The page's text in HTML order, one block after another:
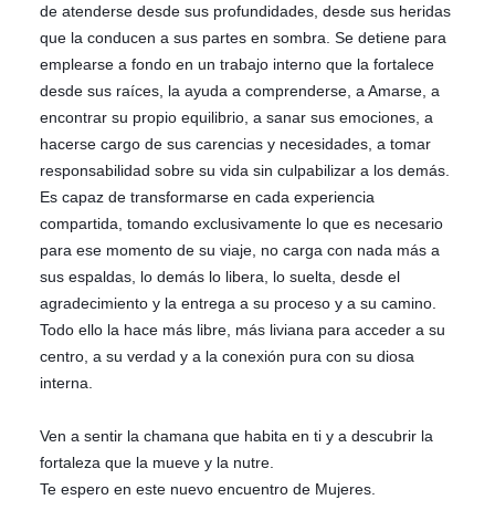
de atenderse desde sus profundidades, desde sus heridas
que la conducen a sus partes en sombra. Se detiene para
emplearse a fondo en un trabajo interno que la fortalece
desde sus raíces, la ayuda a comprenderse, a Amarse, a
encontrar su propio equilibrio, a sanar sus emociones, a
hacerse cargo de sus carencias y necesidades, a tomar
responsabilidad sobre su vida sin culpabilizar a los demás.
Es capaz de transformarse en cada experiencia
compartida, tomando exclusivamente lo que es necesario
para ese momento de su viaje, no carga con nada más a
sus espaldas, lo demás lo libera, lo suelta, desde el
agradecimiento y la entrega a su proceso y a su camino.
Todo ello la hace más libre, más liviana para acceder a su
centro, a su verdad y a la conexión pura con su diosa
interna.
Ven a sentir la chamana que habita en ti y a descubrir la
fortaleza que la mueve y la nutre.
Te espero en este nuevo encuentro de Mujeres.